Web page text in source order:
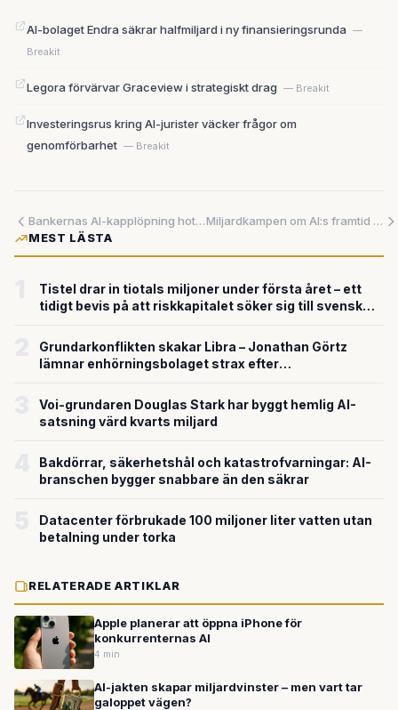
AI-bolaget Endra säkrar halfmiljard i ny finansieringsrunda —
Breakit
Legora förvärvar Graceview i strategiskt drag — Breakit
Investeringsrus kring AI-jurister väcker frågor om
genomförbarhet — Breakit
Bankernas AI-kapplöpning hotar säkerheten – experter varnar för farlig brådska
Miljardkampen om AI:s framtid – från flytande datacenter på haven till tysk tekniksatsning
MEST LÄSTA
Tistel drar in tiotals miljoner under första året – ett
tidigt bevis på att riskkapitalet söker sig till svensk
Grundarkonflikten skakar Libra – Jonathan Görtz
lämnar enhörningsbolaget strax efter
Voi-grundaren Douglas Stark har byggt hemlig AI-
satsning värd kvarts miljard
Bakdörrar, säkerhetshål och katastrofvarningar: AI-
branschen bygger snabbare än den säkrar
Datacenter förbrukade 100 miljoner liter vatten utan
betalning under torka
RELATERADE ARTIKLAR
Apple planerar att öppna iPhone för
konkurrenternas AI
4 min
AI-jakten skapar miljardvinster – men vart tar
galoppet vägen?